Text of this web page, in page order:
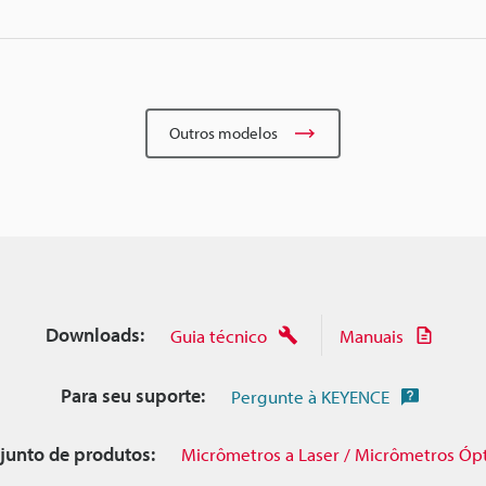
Outros modelos
Downloads: Guia técnico Manuais
Para seu suporte: Pergunte à KEYENCE
de produtos: Micrômetros a Laser / Micrômetros